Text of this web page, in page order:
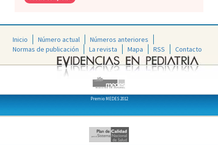
Inicio Número actual
Números anteriores
Normas de publicación
La revista Mapa RSS Contacto
Premio MEDES 2012